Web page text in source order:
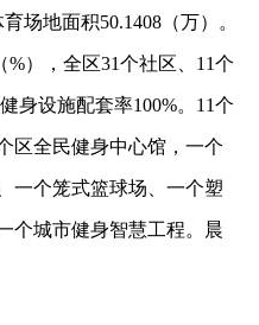
场地面积50.1408（万）。
），全区31个社区、11个
身设施配套率100%。11个
区全民健身中心馆，一个
一个笼式篮球场、一个塑
个城市健身智慧工程。晨